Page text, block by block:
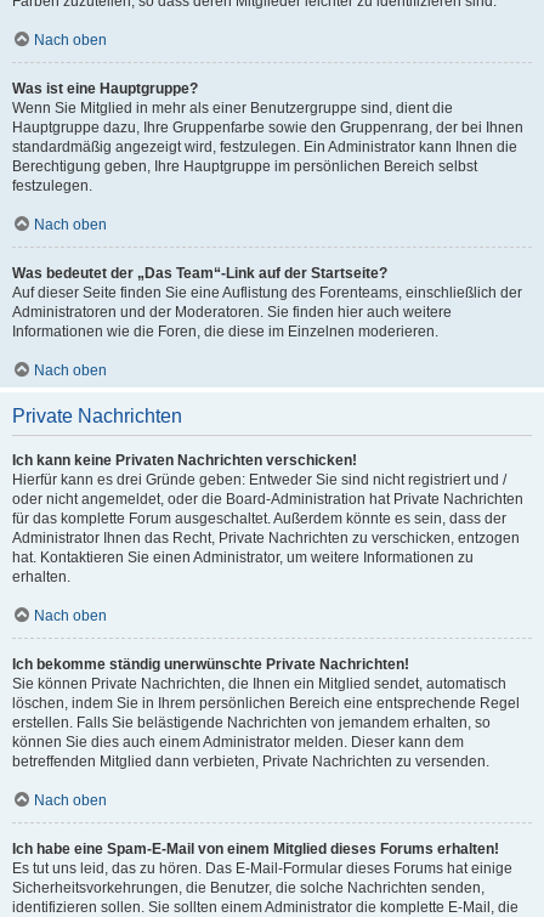
Nach oben
Was ist eine Hauptgruppe?
Wenn Sie Mitglied in mehr als einer Benutzergruppe sind, dient die
Hauptgruppe dazu, Ihre Gruppenfarbe sowie den Gruppenrang, der bei Ihnen
standardmäßig angezeigt wird, festzulegen. Ein Administrator kann Ihnen die
Berechtigung geben, Ihre Hauptgruppe im persönlichen Bereich selbst
festzulegen.
Nach oben
Was bedeutet der „Das Team“-Link auf der Startseite?
Auf dieser Seite finden Sie eine Auflistung des Forenteams, einschließlich der
Administratoren und der Moderatoren. Sie finden hier auch weitere
Informationen wie die Foren, die diese im Einzelnen moderieren.
Nach oben
Private Nachrichten
Ich kann keine Privaten Nachrichten verschicken!
Hierfür kann es drei Gründe geben: Entweder Sie sind nicht registriert und /
oder nicht angemeldet, oder die Board-Administration hat Private Nachrichten
für das komplette Forum ausgeschaltet. Außerdem könnte es sein, dass der
Administrator Ihnen das Recht, Private Nachrichten zu verschicken, entzogen
hat. Kontaktieren Sie einen Administrator, um weitere Informationen zu
erhalten.
Nach oben
Ich bekomme ständig unerwünschte Private Nachrichten!
Sie können Private Nachrichten, die Ihnen ein Mitglied sendet, automatisch
löschen, indem Sie in Ihrem persönlichen Bereich eine entsprechende Regel
erstellen. Falls Sie belästigende Nachrichten von jemandem erhalten, so
können Sie dies auch einem Administrator melden. Dieser kann dem
betreffenden Mitglied dann verbieten, Private Nachrichten zu versenden.
Nach oben
Ich habe eine Spam-E-Mail von einem Mitglied dieses Forums erhalten!
Es tut uns leid, das zu hören. Das E-Mail-Formular dieses Forums hat einige
Sicherheitsvorkehrungen, die Benutzer, die solche Nachrichten senden,
identifizieren sollen. Sie sollten einem Administrator die komplette E-Mail, die